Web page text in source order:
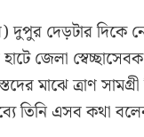
দুপুর দেড়টার দিকে
জেলা
মাঝে ত্রাণ
তিনি এসব কথা